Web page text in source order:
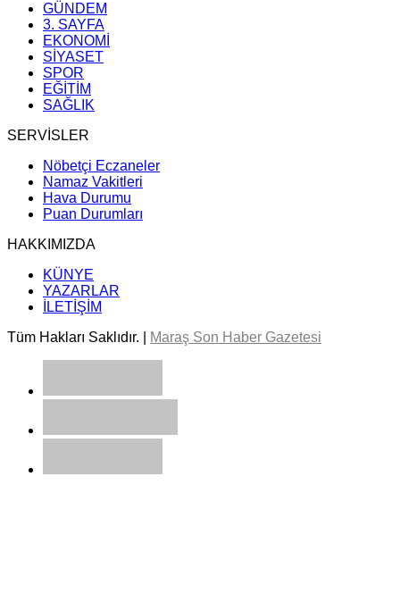
GÜNDEM
3. SAYFA
EKONOMİ
SİYASET
SPOR
EĞİTİM
SAĞLIK
SERVİSLER
Nöbetçi Eczaneler
Namaz Vakitleri
Hava Durumu
Puan Durumları
HAKKIMIZDA
KÜNYE
YAZARLAR
İLETİŞİM
Tüm Hakları Saklıdır. |
Maraş Son Haber Gazetesi